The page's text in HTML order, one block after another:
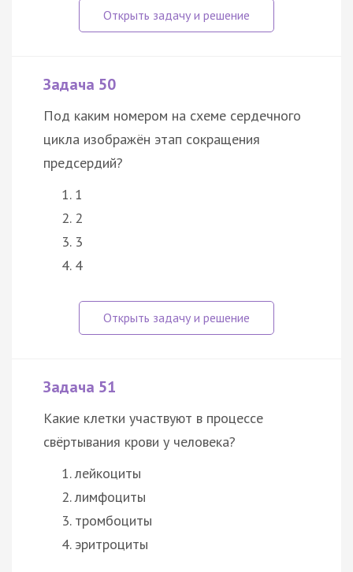
Задача 50
Под каким номером на схеме сердечного
цикла изображён этап сокращения
предсердий?
1
2
3
4
Задача 51
Какие клетки участвуют в процессе
свёртывания крови у человека?
лейкоциты
лимфоциты
тромбоциты
эритроциты